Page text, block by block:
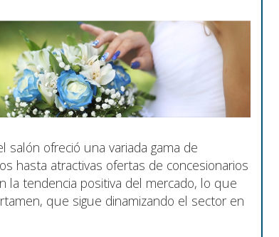
salón ofreció una variada gama de
hasta atractivas ofertas de concesionarios
la tendencia positiva del mercado, lo que
que sigue dinamizando el sector en